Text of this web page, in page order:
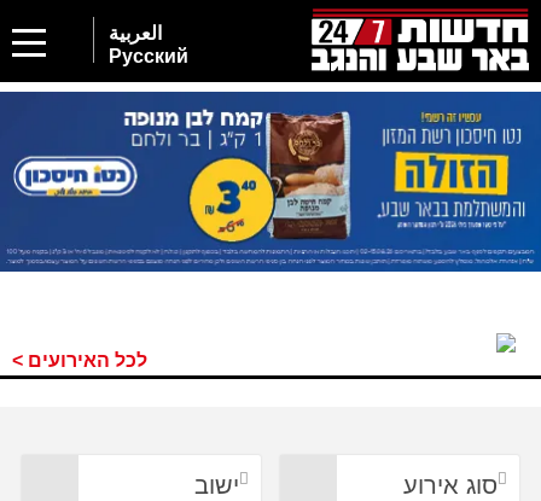
العربية
Русский
לכל האירועים >
ישוב סוג אירוע